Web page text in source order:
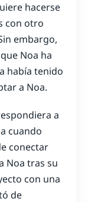
hacerse
con otro
embargo,
Noa ha
había tenido
a Noa.
a
cuando
conectar
Noa tras su
con una
de